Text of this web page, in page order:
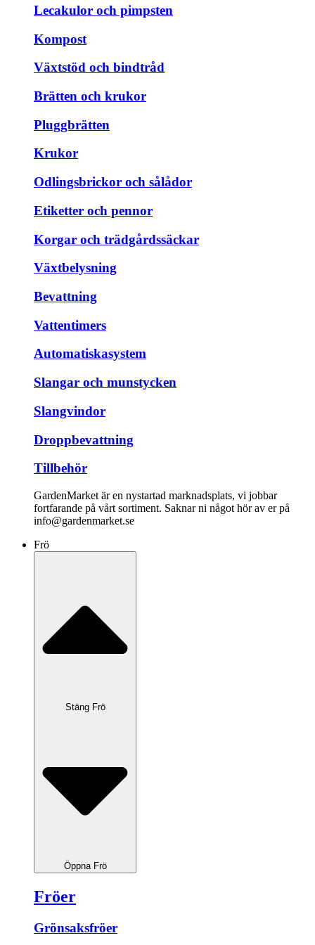
Lecakulor och pimpsten
Kompost
Växtstöd och bindtråd
Brätten och krukor
Pluggbrätten
Krukor
Odlingsbrickor och sålådor
Etiketter och pennor
Korgar och trädgårdssäckar
Växtbelysning
Bevattning
Vattentimers
Automatiskasystem
Slangar och munstycken
Slangvindor
Droppbevattning
Tillbehör
GardenMarket är en nystartad marknadsplats, vi jobbar
fortfarande på vårt sortiment. Saknar ni något hör av er på
info@gardenmarket.se
Frö
Stäng Frö
Öppna Frö
Fröer
Grönsaksfröer